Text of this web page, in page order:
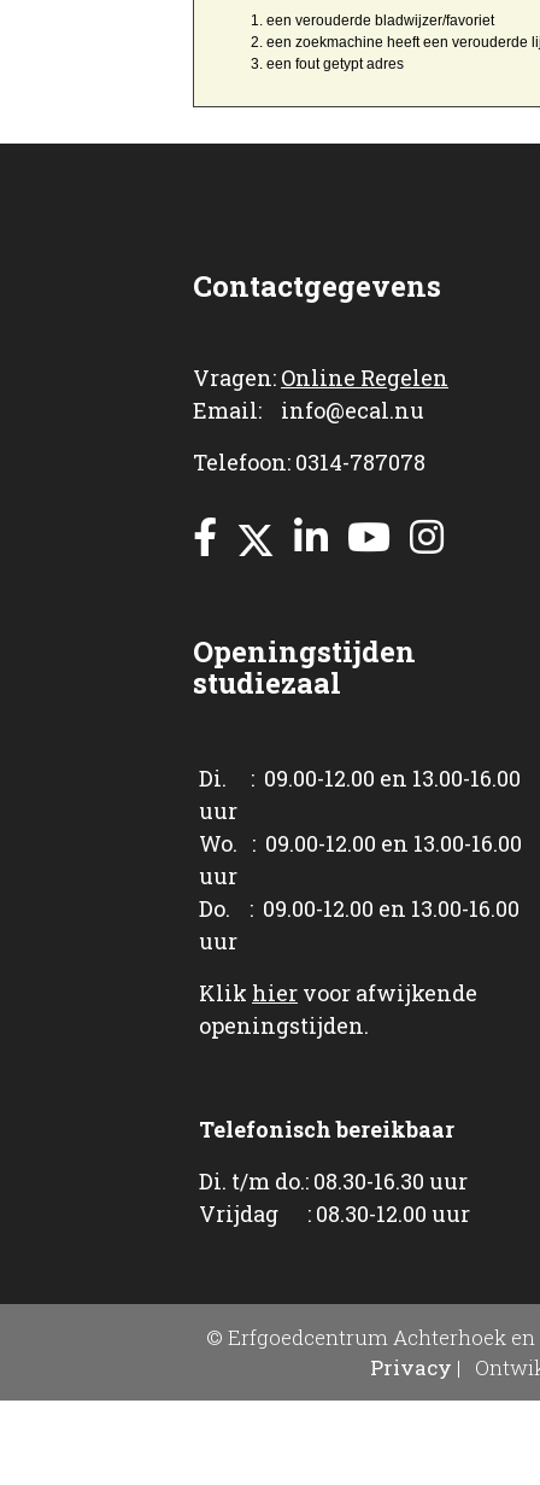
een verouderde bladwijzer/favoriet
een zoekmachine heeft een verouderde
een fout getyptadres
Contactgegevens
Vragen: Online Regelen
Email: info@ecal.nu
Telefoon: 0314-787078
Openingstijden
studiezaal
Di. : 09.00-12.00 en 13.00-16.00
uur
Wo. : 09.00-12.00 en 13.00-16.00
uur
Do. : 09.00-12.00 en 13.00-16.00
uur
Klik hier voor afwijkende
openingstijden.
Telefonisch bereikbaar
Di. t/m do.: 08.30-16.30 uur
Vrijdag : 08.30-12.00 uur
© Erfgoedcentrum Achterhoek en
Privacy |